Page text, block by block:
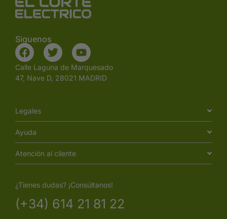
Siguenos
Calle Laguna de Marquesado
47, Nave D, 28021 MADRID
Legales
Ayuda
Atención al cliente
¿Tienes dudas? ¡Consúltanos!
(+34) 614 21 81 22